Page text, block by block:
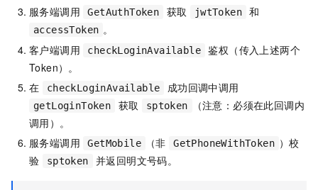
服务端调用
GetAuthToken 获取 jwtToken 和
accessToken 。
客户端调用
checkLoginAvailable
鉴权（传入上述两个
Token）。
在
checkLoginAvailable 成功回调中调用
getLoginToken 获取 sptoken
（注意：必须在此回调内
调用）。
服务端调用
GetMobile （非 GetPhoneWithToken ）校
验
sptoken 并返回明文号码。